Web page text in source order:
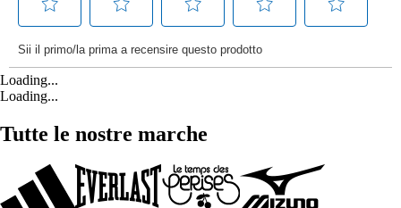
Loading...
Loading...
Tutte le nostre marche